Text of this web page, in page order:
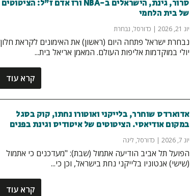
סרור, גינת, הישראלים ב-NBA ורז אדם ז"ל: הציטוטים
של בית הלחמי
יונ 21, 2026 | כדורסל, נבחרת
נבחרת ישראל פתחה היום (ראשון) את האימונים לקראת חלון
יולי במוקדמות אליפות העולם. המאמן אריאל בית...
קרא עוד
אדוארדס שוחרר, בלייקני ואוטורו נחתו, קוק בסגל
במקום אודיאסי. הציטוטים של איטודיס וגינת בפנים
יונ 7, 2026 | כדורסל, ליגה
הפועל תל אביב הודיעה אתמול (שבת): "מעדכנים כי אתמול
(שישי) אנטוניו בלייקני נחת בישראל, וכן כי...
קרא עוד